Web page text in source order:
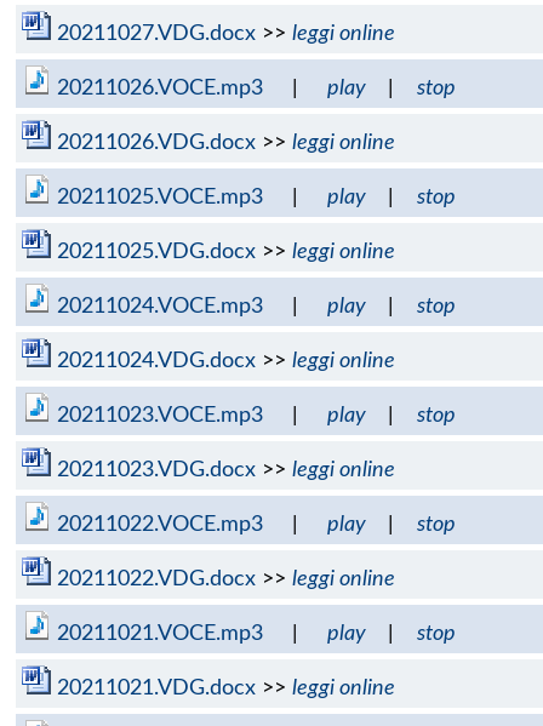
20211027.VDG.docx >> leggi online
20211026.VOCE.mp3 play stop
20211026.VDG.docx >> leggi online
20211025.VOCE.mp3 play stop
20211025.VDG.docx >> leggi online
20211024.VOCE.mp3 play stop
20211024.VDG.docx >> leggi online
20211023.VOCE.mp3 play stop
20211023.VDG.docx >> leggi online
20211022.VOCE.mp3 play stop
20211022.VDG.docx >> leggi online
20211021.VOCE.mp3 play stop
20211021.VDG.docx >> leggi online